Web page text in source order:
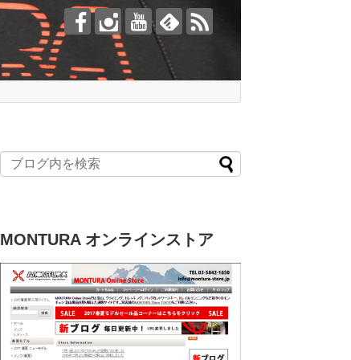
MONTURA オンラインストア